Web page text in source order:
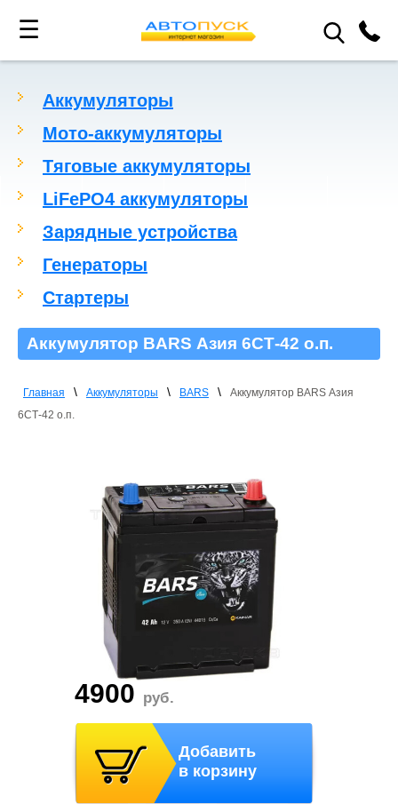
☰
Аккумуляторы
Мото-аккумуляторы
Тяговые аккумуляторы
LiFePO4 аккумуляторы
Зарядные устройства
Генераторы
Стартеры
Аккумулятор BARS Азия 6СТ-42 о.п.
Главная \ Аккумуляторы \ BARS \
Аккумулятор BARS Азия
6СТ-42 о.п.
4900 руб.
Добавить
в корзину